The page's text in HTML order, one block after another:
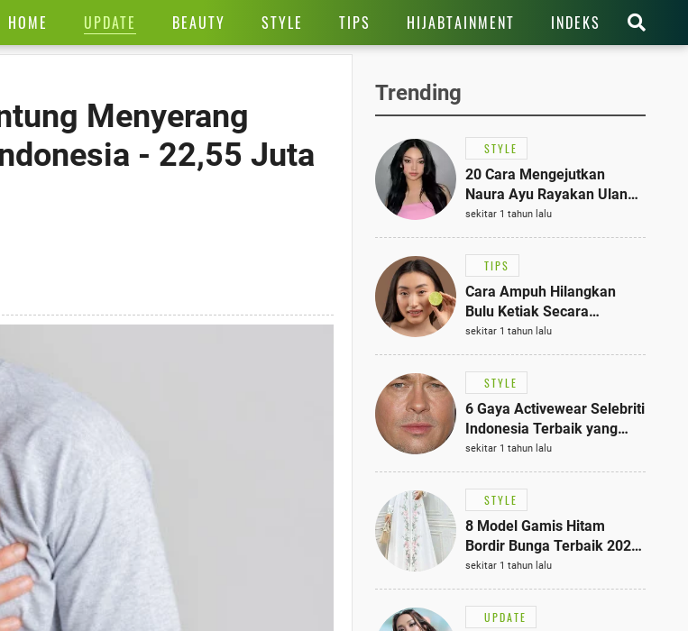
HOME UPDATE BEAUTY STYLE TIPS HIJABTAINMENT INDEKS
Menyerang
- 22,55 Juta
Trending
STYLE
20 Cara Mengejutkan
Naura Ayu Rayakan Ulang
Tahun di Panti Asuhan,
Terlihat Anggun dengan
Kaftan Cokelat
sekitar 1 tahun lalu
TIPS
Cara Ampuh Hilangkan
Bulu Ketiak Secara
Permanen dalam 5
Langkah Sederhana
sekitar 1 tahun lalu
STYLE
6 Gaya Activewear Selebriti
Indonesia Terbaik yang
Bisa Jadi Inspirasi
Fashionmu
sekitar 1 tahun lalu
STYLE
8 Model Gamis Hitam
Bordir Bunga Terbaik 2025,
Stylish untuk Hangout
hingga Acara Semi-Formal
sekitar 1 tahun lalu
UPDATE